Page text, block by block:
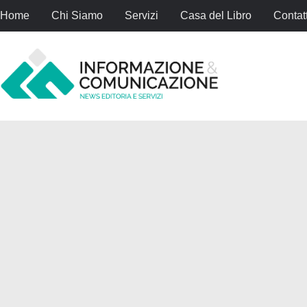
Home Chi Siamo Servizi Casa del Libro